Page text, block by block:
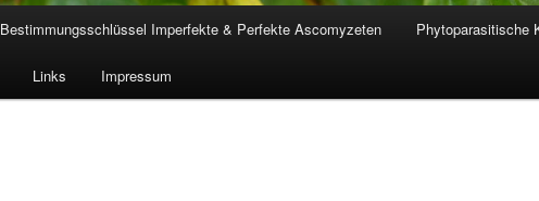
Bestimmungsschlüssel Imperfekte & Perfekte Ascomyzeten Phytoparasitische
Links Impressum